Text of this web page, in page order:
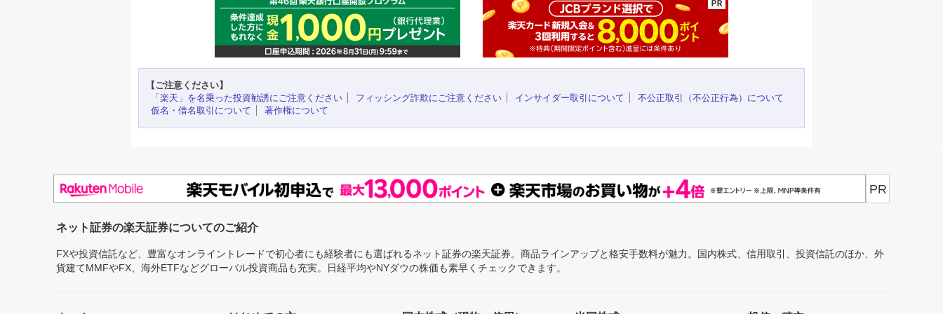
【ご注意ください】
「楽天」を名乗った投資勧誘にご注意ください
フィッシング詐欺にご注意ください インサイダー取引について
不公正取引（不公正行為）について
仮名・借名取引について
著作権について
PR
ネット証券の楽天証券についてのご紹介
FXや投資信託など、豊富なオンライントレードで初心者にも経験者にも選ばれるネット証券の楽天証券。商品ラインアップと格安手数料が魅力。国内株式、信用取引、投資信託のほか、外
貨建てMMFやFX、海外ETFなどグローバル投資商品も充実。日経平均やNYダウの株価も素早くチェックできます。